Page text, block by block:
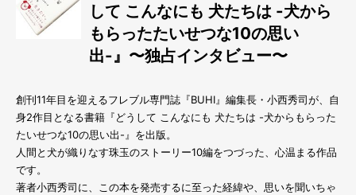
して こんなにも 犬たちは -犬から
もらったたいせつな10の思い
出-』〜独占インタビュー〜
創刊11年目を迎えるフレブル専門誌『BUHI』編集長・小西秀司が、自
身2作目となる書籍『どうして こんなにも 犬たちは -犬からもらった
たいせつな10の思い出-』を出版。
人間と犬が織りなす珠玉のストーリー10編をつづった、心温まる作品
です。
著者小西秀司に、この本を発売するに至った経緯や、思いを聞いちゃ